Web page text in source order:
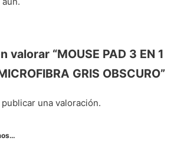
valorar “MOUSE PAD 3 EN 1
GRIS OBSCURO”
publicar una valoración.